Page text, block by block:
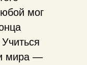
мог
мира —